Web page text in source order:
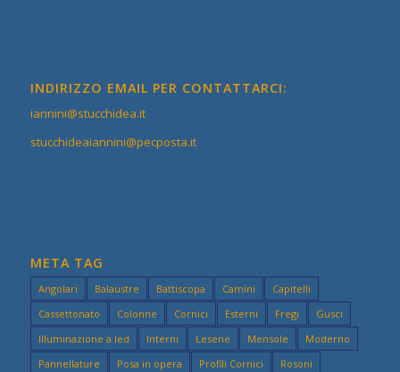
INDIRIZZO EMAIL PER CONTATTARCI:
iannini@stucchidea.it
stucchideaiannini@pecposta.it
META TAG
Angolari Balaustre Battiscopa Camini
Capitelli
Cassettonato
Colonne Cornici Esterni Fregi
Gusci
Illuminazione a led
Interni Lesene Mensole
Moderno
Pannellature
Posa in opera Profili Cornici
Rosoni